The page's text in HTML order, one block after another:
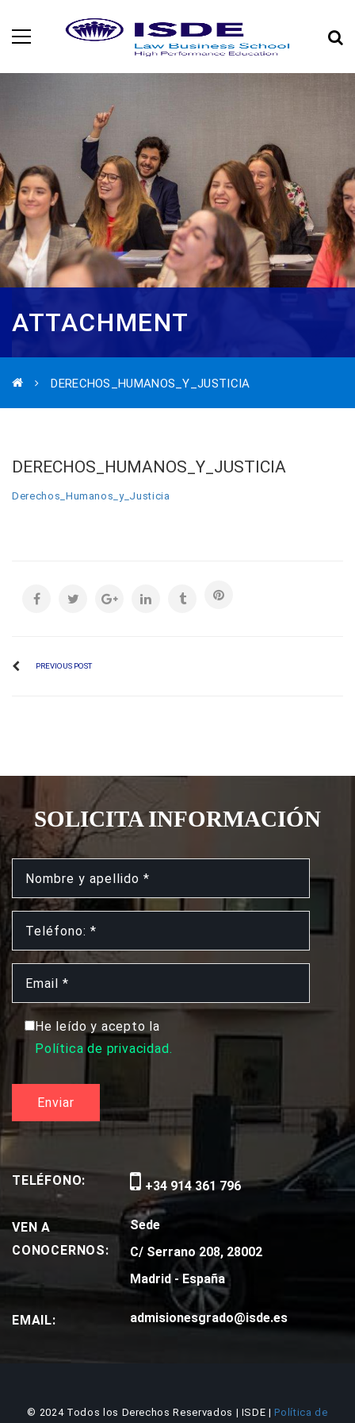
ATTACHMENT
DERECHOS_HUMANOS_Y_JUSTICIA
DERECHOS_HUMANOS_Y_JUSTICIA
Derechos_Humanos_y_Justicia
PREVIOUS POST
SOLICITA INFORMACIÓN
He leído y acepto la
Política de privacidad.
TELÉFONO: +34 914 361 796
VEN A
CONOCERNOS:
Sede
C/ Serrano 208, 28002
Madrid - España
EMAIL: admisionesgrado@isde.es
© 2024 Todos los Derechos Reservados | ISDE |Política de